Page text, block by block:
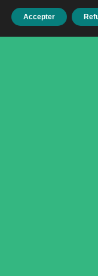
Écoles
Cadeaux
Accepter